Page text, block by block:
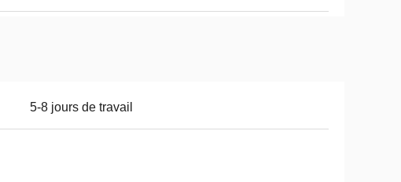
5-8 jours de travail